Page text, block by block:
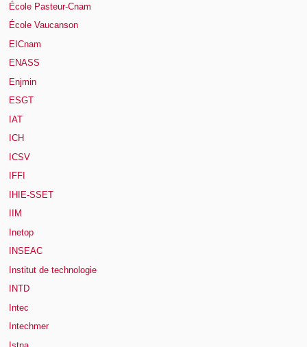
École Pasteur-Cnam
École Vaucanson
EICnam
ENASS
Enjmin
ESGT
IAT
ICH
ICSV
IFFI
IHIE-SSET
IIM
Inetop
INSEAC
Institut de technologie
INTD
Intec
Intechmer